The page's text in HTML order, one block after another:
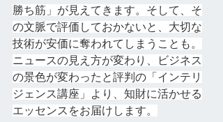
勝ち筋」が見えてきます。そして、そ
の文脈で評価しておかないと、大切な
技術が安価に奪われてしまうことも。
ニュースの見え方が変わり、ビジネス
の景色が変わったと評判の「インテリ
ジェンス講座」より、知財に活かせる
エッセンスをお届けします。